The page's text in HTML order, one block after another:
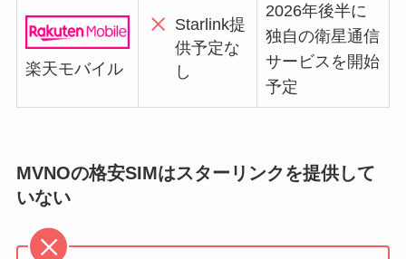
楽天モバイル
Starlink提
供予定な
し
2026年後半に
独自の衛星通信
サービスを開始
予定
MVNOの格安SIMはスターリンクを提供して
いない